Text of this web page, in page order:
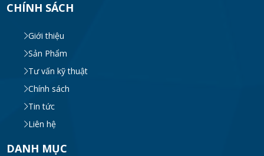
CHÍNH SÁCH
Giới thiệu
Sản Phẩm
Tư vấn kỹ thuật
Chính sách
Tin tức
Liên hệ
DANH MỤC